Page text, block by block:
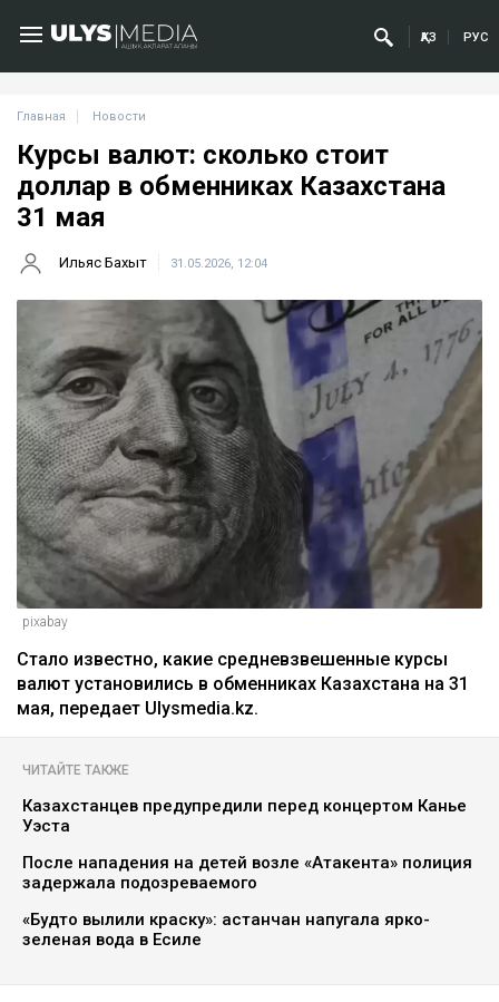
ҚАЗ РУС
Главная Новости
Курсы валют: сколько стоит
доллар в обменниках Казахстана
31 мая
Ильяс Бахыт 31.05.2026, 12:04
pixabay
Стало известно, какие средневзвешенные курсы
валют установились в обменниках Казахстана на 31
мая, передает Ulysmedia.kz.
ЧИТАЙТЕ ТАКЖЕ
Казахстанцев предупредили перед концертом Канье
Уэста
После нападения на детей возле «Атакента» полиция
задержала подозреваемого
«Будто вылили краску»: астанчан напугала ярко-
зеленая вода в Есиле